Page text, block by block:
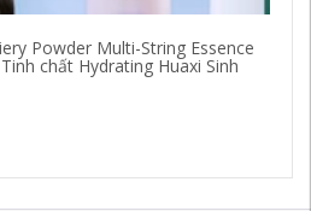
Powder Multi-String Essence
chất Hydrating Huaxi Sinh